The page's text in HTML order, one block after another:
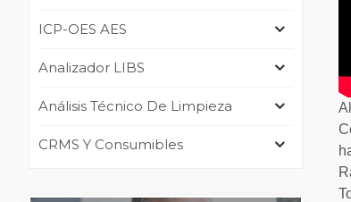
ICP-OES AES
Analizador LIBS
Análisis Técnico De Limpieza
CRMS Y Consumibles